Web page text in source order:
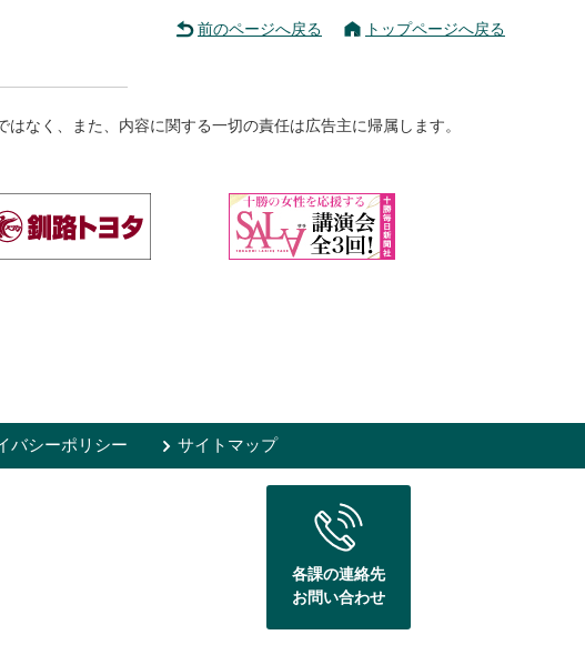
前のページへ戻る トップページへ戻る
なく、また、内容に関する一切の責任は広告主に帰属します。
バシーポリシー サイトマップ
各課の連絡先
お問い合わせ